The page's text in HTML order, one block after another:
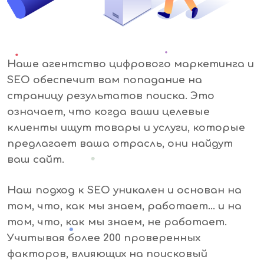
Наше агентство цифрового маркетинга и
SEO обеспечит вам попадание на
страницу результатов поиска. Это
означает, что когда ваши целевые
клиенты ищут товары и услуги, которые
предлагает ваша отрасль, они найдут
ваш сайт.
Наш подход к SEO уникален и основан на
том, что, как мы знаем, работает… и на
том, что, как мы знаем, не работает.
Учитывая более 200 проверенных
факторов, влияющих на поисковый